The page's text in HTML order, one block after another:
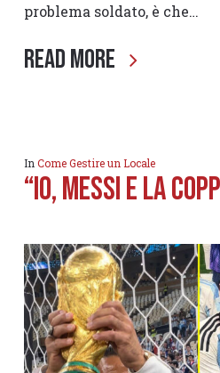
problema soldato, è che…
Read More
In Come Gestire un Locale
“Io, Messi e la